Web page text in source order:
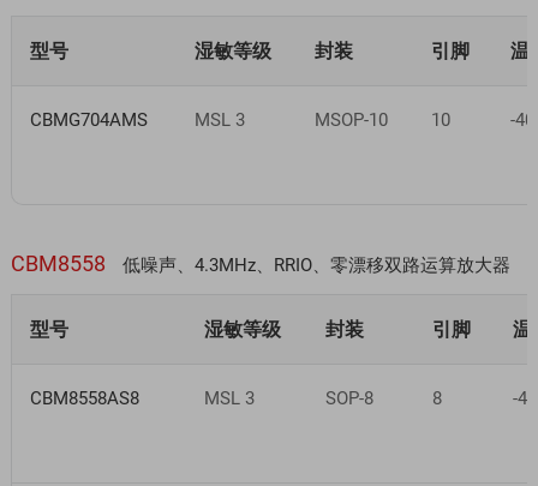
型号 湿敏等级 封装 引脚 温
CBMG704AMS MSL 3 MSOP-10 10 -
CBM8558 低噪声、4.3MHz、RRIO、零漂移双路运算放大器
型号 湿敏等级 封装 引脚 温
CBM8558AS8 MSL 3 SOP-8 8 -